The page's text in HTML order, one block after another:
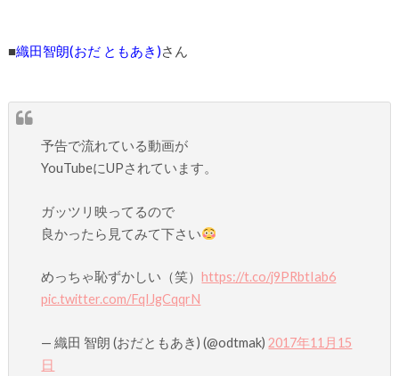
■織田智朗(おだ ともあき)さん
予告で流れている動画が
YouTubeにUPされています。
ガッツリ映ってるので
良かったら見てみて下さい
めっちゃ恥ずかしい（笑）https://t.co/j9PRbtIab6
pic.twitter.com/FqIJgCqqrN
— 織田 智朗 (おだともあき) (@odtmak)2017年11月15
日